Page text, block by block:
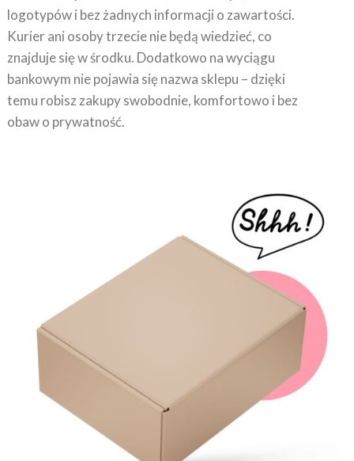
logotypów i bez żadnych informacji o zawartości.
Kurier ani osoby trzecie nie będą wiedzieć, co
znajduje się w środku. Dodatkowo na wyciągu
bankowym nie pojawia się nazwa sklepu – dzięki
temu robisz zakupy swobodnie, komfortowo i bez
obaw o prywatność.